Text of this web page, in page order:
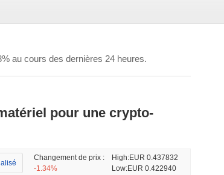
au cours des dernières 24 heures.
pour une crypto-
Changement de prix :
-1.34%
High:EUR 0.437832
Low:EUR 0.422940